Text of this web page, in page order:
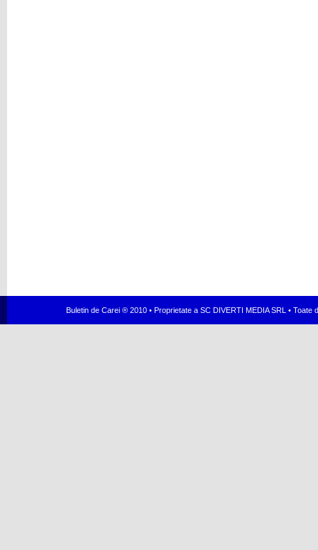
Buletin de Carei ® 2010 • Proprietate a SC DIVERTI MEDIA SRL •